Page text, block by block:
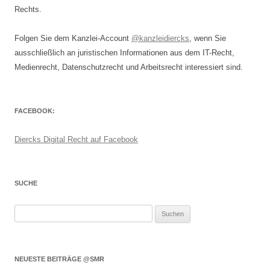
Rechts.
Folgen Sie dem Kanzlei-Account @kanzleidiercks, wenn Sie
ausschließlich an juristischen Informationen aus dem IT-Recht,
Medienrecht, Datenschutzrecht und Arbeitsrecht interessiert sind.
FACEBOOK:
Diercks Digital Recht auf Facebook
SUCHE
NEUESTE BEITRÄGE @SMR